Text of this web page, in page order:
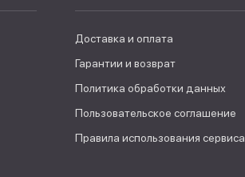
Доставка и оплата
Гарантии и возврат
Политика обработки данных
Пользовательское соглашение
Правила использования сервиса